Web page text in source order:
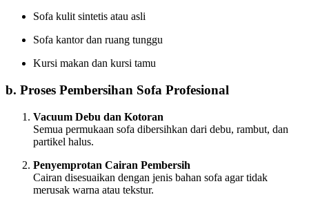
Sofa kulit sintetis atau asli
Sofa kantor dan ruang tunggu
Kursi makan dan kursi tamu
b. Proses Pembersihan Sofa Profesional
Vacuum Debu dan Kotoran
Semua permukaan sofa dibersihkan dari debu, rambut, dan
partikel halus.
Penyemprotan Cairan Pembersih
Cairan disesuaikan dengan jenis bahan sofa agar tidak
merusak warna atau tekstur.